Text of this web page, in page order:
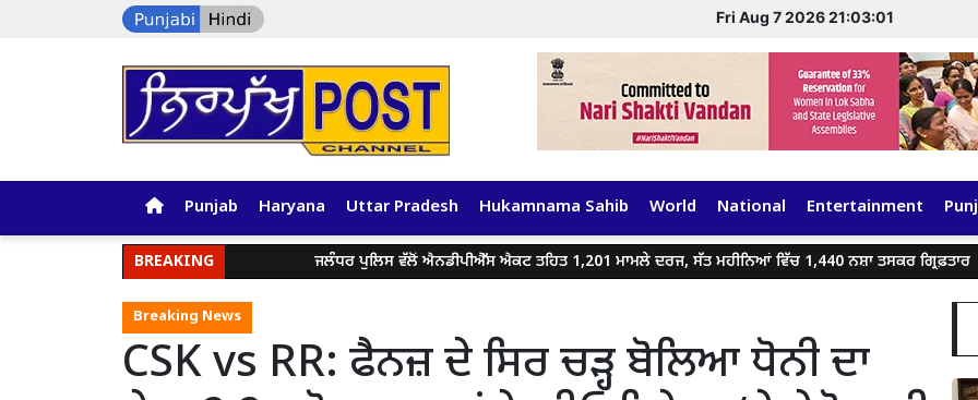
Fri Aug 7 2026 21:03:02
Punjab Haryana Uttar Pradesh Hukamnama Sahib World National Entertainment
BREAKING ਜਲੰਧਰ ਪੁਲਿਸ ਵੱਲੋਂ ਐਨਡੀਪੀਐੱਸ ਐਕਟ ਤਹਿਤ 1,201 ਮਾਮਲੇ ਦਰਜ, ਸੱਤ ਮਹੀਨਿਆਂ ਵਿੱਚ 1,440 ਨਸ਼ਾ ਤਸਕਰ ਗ੍ਰਿਫ਼ਤਾਰ
Breaking News
CSK vs RR: ਫੈਨਜ਼ ਦੇ ਸਿਰ ਚੜ੍ਹ ਬੋਲਿਆ ਧੋਨੀ ਦਾ